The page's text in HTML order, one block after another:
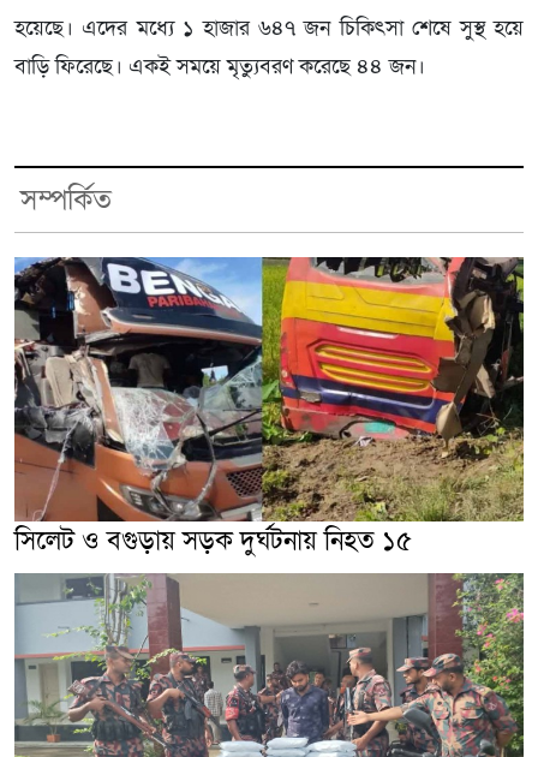
হয়েছে। এদের মধ্যে ১ হাজার ৬৪৭ জন চিকিৎসা শেষে সুস্থ হয়ে
বাড়ি ফিরেছে। একই সময়ে মৃত্যুবরণ করেছে ৪৪ জন।
সম্পর্কিত
সিলেট ও বগুড়ায় সড়ক দুর্ঘটনায় নিহত ১৫